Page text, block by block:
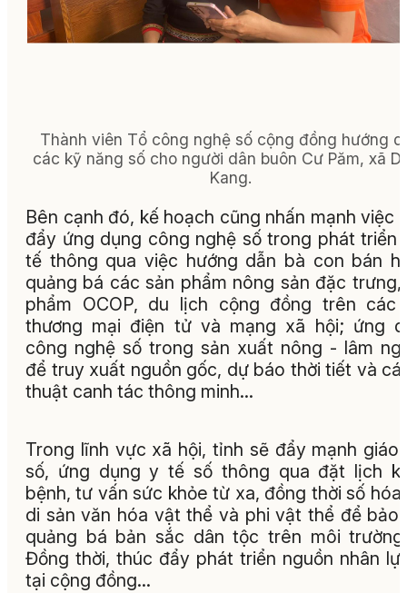
Thành viên Tổ công nghệ số cộng đồng hướng
các kỹ năng số cho người dân buôn Cư Păm, xã
Kang.
Bên cạnh đó, kế hoạch cũng nhấn mạnh việc
đẩy ứng dụng công nghệ số trong phát triển
tế thông qua việc hướng dẫn bà con bán
quảng bá các sản phẩm nông sản đặc trưng,
phẩm OCOP, du lịch cộng đồng trên các
thương mại điện tử và mạng xã hội; ứng
công nghệ số trong sản xuất nông - lâm
để truy xuất nguồn gốc, dự báo thời tiết và
thuật canh tác thông minh…
Trong lĩnh vực xã hội, tỉnh sẽ đẩy mạnh giáo
số, ứng dụng y tế số thông qua đặt lịch
bệnh, tư vấn sức khỏe từ xa, đồng thời số hóa
di sản văn hóa vật thể và phi vật thể để bảo
quảng bá bản sắc dân tộc trên môi
Đồng thời, thúc đẩy phát triển nguồn nhân
tại cộng đồng...